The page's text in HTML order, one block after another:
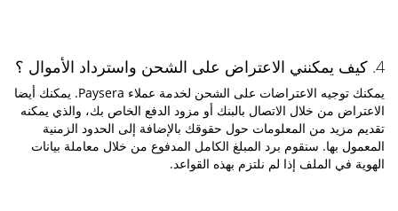
4. كيف يمكنني الاعتراض على الشحن واسترداد الأموال ؟
يمكنك توجيه الاعتراضات على الشحن لخدمة عملاء Paysera. يمكنك أيضا
الاعتراض من خلال الاتصال بالبنك أو مزود الدفع الخاص بك، والذي يمكنه
تقديم مزيد من المعلومات حول حقوقك بالإضافة إلى الحدود الزمنية
المعمول بها. سنقوم برد المبلغ الكامل المدفوع من خلال معاملة بيانات
الهوية في الملف إذا لم نلتزم بهذه القواعد.